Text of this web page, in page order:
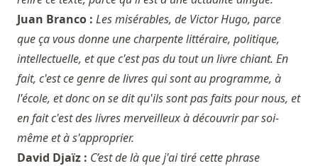
Juan Branco : Les misérables, de Victor Hugo, parce
que ça vous donne une charpente littéraire, politique,
intellectuelle, et que c'est pas du tout un livre chiant. En
fait, c'est ce genre de livres qui sont au programme, à
l'école, et donc on se dit qu'ils sont pas faits pour nous, et
en fait c'est des livres merveilleux à découvrir par soi-
même et à s'approprier.
David Djaïz : C’est de là que j'ai tiré cette phrase